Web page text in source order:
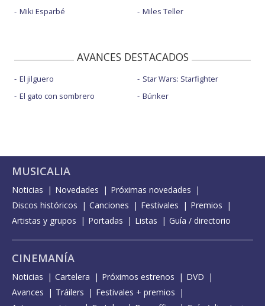
Miki Esparbé
Miles Teller
AVANCES DESTACADOS
El jilguero
El gato con sombrero
Star Wars: Starfighter
Búnker
MUSICALIA
Noticias Novedades
Próximas novedades
Discos históricos
Canciones Festivales
Premios
Artistas y grupos
Portadas Listas Guía / directorio
CINEMANÍA
Noticias Cartelera Próximos estrenos
DVD
Avances
Tráilers
Festivales + premios